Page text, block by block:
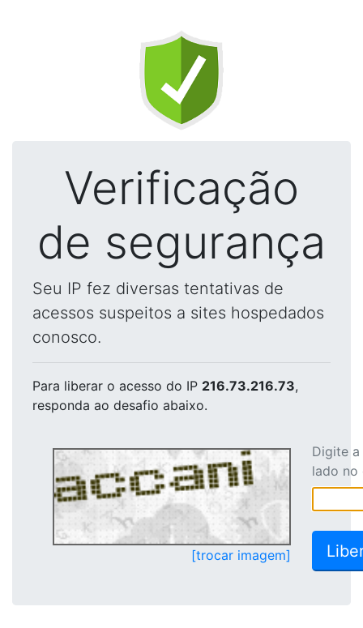
Verificação
de segurança
Seu IP fez diversas tentativas de
acessos suspeitos a sites hospedados
conosco.
Para liberar o acesso do IP 216.73.216.73,
responda ao desafio abaixo.
[trocar imagem]
Digite
lado no